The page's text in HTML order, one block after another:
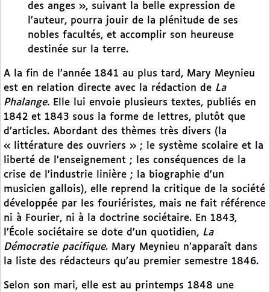
des anges », suivant la belle expression de
l’auteur, pourra jouir de la plénitude de ses
nobles facultés, et accomplir son heureuse
destinée sur la terre.
A la fin de l’année 1841 au plus tard, Mary Meynieu
est en relation directe avec la rédaction de La
Phalange. Elle lui envoie plusieurs textes, publiés en
1842 et 1843 sous la forme de lettres, plutôt que
d’articles. Abordant des thèmes très divers (la
« littérature des ouvriers » ; le système scolaire et la
liberté de l’enseignement ; les conséquences de la
crise de l’industrie linière ; la biographie d’un
musicien gallois), elle reprend la critique de la société
développée par les fouriéristes, mais ne fait référence
ni à Fourier, ni à la doctrine sociétaire. En 1843,
l’École sociétaire se dote d’un quotidien, La
Démocratie pacifique. Mary Meynieu n’apparaît dans
la liste des rédacteurs qu’au premier semestre 1846.
Selon son mari, elle est au printemps 1848 une